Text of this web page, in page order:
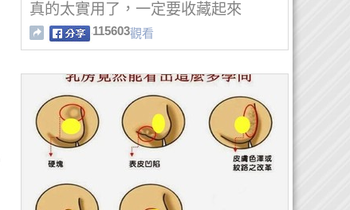
真的太實用了，一定要收藏起來
115603觀看